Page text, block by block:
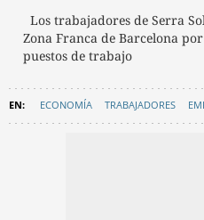
Los trabajadores de Serra
Zona Franca de Barcelona
puestos de trabajo
ECONOMÍA TRABAJADORES